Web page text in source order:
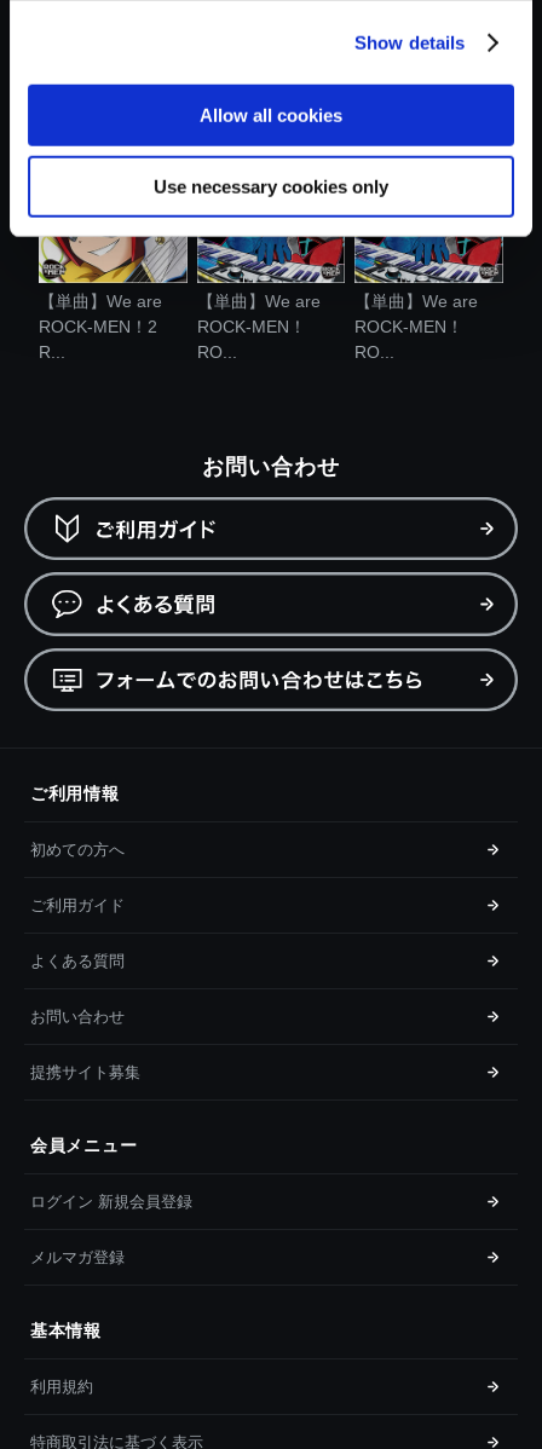
Show details
Allow all cookies
Use necessary cookies only
R...
RO...
【単曲】We are
RO...
【単曲】We are
ROCK-MEN！2
R...
【単曲】We are
ROCK-MEN！
RO...
【単曲】We are
ROCK-MEN！
RO...
お問い合わせ
ご利用情報
初めての方へ
ご利用ガイド
よくある質問
お問い合わせ
提携サイト募集
会員メニュー
ログイン 新規会員登録
メルマガ登録
基本情報
利用規約
特商取引法に基づく表示